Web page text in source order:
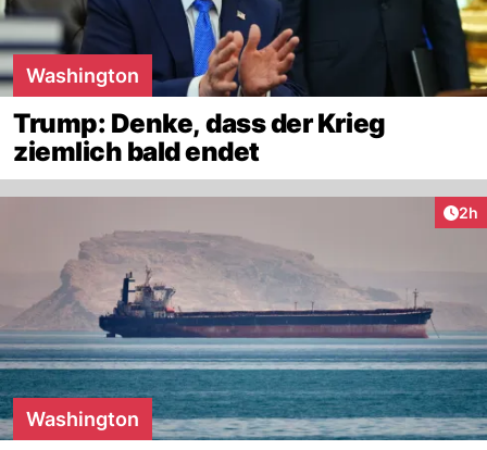
Washington
Trump: Denke, dass der Krieg
ziemlich bald endet
2h
Washington